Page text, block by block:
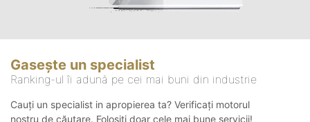
Gasește un specialist
Ranking-ul îi adună pe cei mai buni din industrie
Cauți un specialist in apropierea ta? Verificați motorul
nostru de căutare. Folosiți doar cele mai bune servicii!